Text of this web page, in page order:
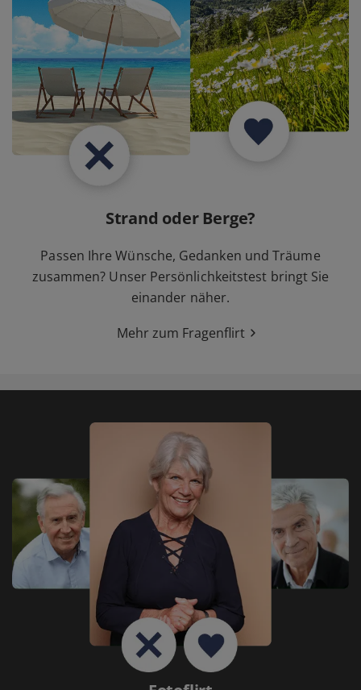
Strand oder Berge?
Passen Ihre Wünsche, Gedanken und Träume
zusammen? Unser Persönlichkeitstest bringt Sie
einander näher.
Mehr zum Fragenflirt